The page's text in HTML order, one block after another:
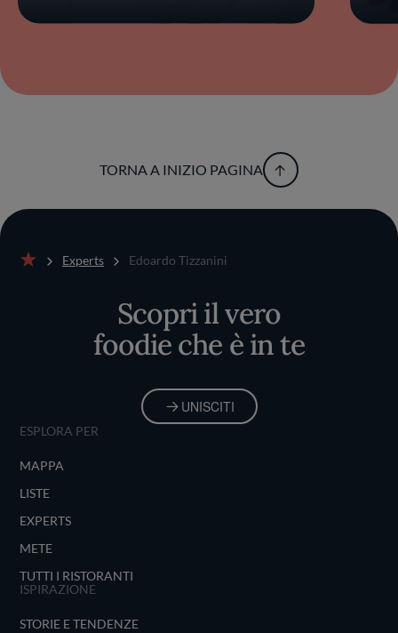
TORNA A INIZIO PAGINA
Experts Edoardo Tizzanini
Scopri il vero
foodie che è in te
UNISCITI
ESPLORA PER
MAPPA
LISTE
EXPERTS
METE
TUTTI I RISTORANTI
ISPIRAZIONE
STORIE E TENDENZE